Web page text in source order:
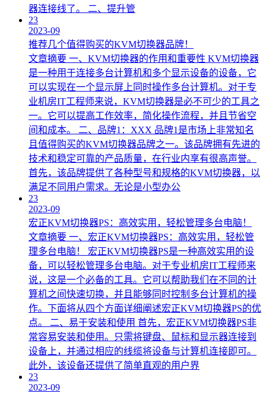
器连接线了。 二、提升管
23
2023-09
推荐几个值得购买的KVM切换器品牌！
文章摘要 一、KVM切换器的作用和重要性 KVM切换器
是一种用于连接多台计算机和多个显示设备的设备，它
可以实现在一个显示屏上同时操作多台计算机。对于专
业机房IT工程师来说，KVM切换器是必不可少的工具之
一。它可以提高工作效率，简化操作流程，并且节省空
间和成本。 二、品牌1：XXX 品牌1是市场上非常知名
且值得购买的KVM切换器品牌之一。该品牌拥有先进的
技术和稳定可靠的产品质量，在行业内享有很高声誉。
首先，该品牌提供了各种型号和规格的KVM切换器，以
满足不同用户需求。无论是小型办公
23
2023-09
宏正KVM切换器PS：高效实用，轻松管理多台电脑！
文章摘要 一、宏正KVM切换器PS：高效实用，轻松管
理多台电脑！ 宏正KVM切换器PS是一种高效实用的设
备，可以轻松管理多台电脑。对于专业机房IT工程师来
说，这是一个必备的工具。它可以帮助我们在不同的计
算机之间快速切换，并且能够同时控制多台计算机的操
作。下面将从四个方面详细阐述宏正KVM切换器PS的优
点。 二、易于安装和使用 首先，宏正KVM切换器PS非
常容易安装和使用。只需将键盘、鼠标和显示器连接到
设备上，并通过相应的线缆将设备与计算机连接即可。
此外，该设备还提供了简单直观的用户界
23
2023-09